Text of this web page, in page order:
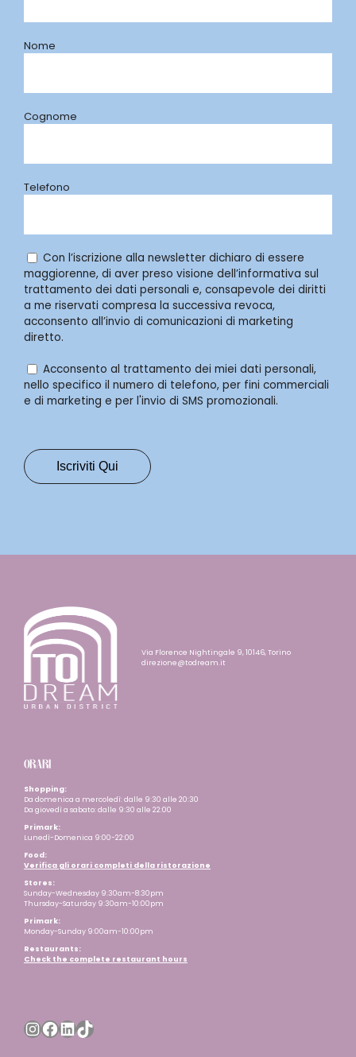
Nome
Cognome
Telefono
Con l’iscrizione alla newsletter dichiaro di essere
maggiorenne, di aver preso visione dell’informativa sul
trattamento dei dati personali e, consapevole dei diritti
a me riservati compresa la successiva revoca,
acconsento all’invio di comunicazioni di marketing
diretto.
Acconsento al trattamento dei miei dati personali,
nello specifico il numero di telefono, per fini commerciali
e di marketing e per l'invio di SMS promozionali.
Via Florence Nightingale 9, 10146, Torino
direzione@todream.it
ORARI
Shopping:
Da domenica a mercoledì: dalle 9:30 alle 20:30
Da giovedì a sabato: dalle 9:30 alle 22:00
Primark:
Lunedì-Domenica 9:00-22:00
Food:
Verifica gli orari completi della ristorazione
Stores:
Sunday-Wednesday 9:30am-8:30pm
Thursday-Saturday 9:30am-10:00pm
Primark:
Monday-Sunday 9:00am-10:00pm
Restaurants:
Check the complete restaurant hours
Instagram
Facebook
LinkedIn
TikTok